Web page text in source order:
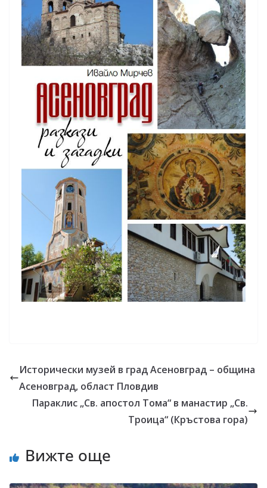
Исторически музей в град Асеновград – община
Асеновград, област Пловдив
Параклис „Св. апостол Тома“ в манастир „Св.
Троица“ (Кръстова гора)
Вижте още